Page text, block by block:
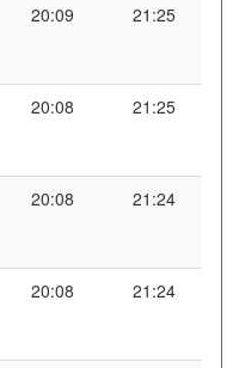
20:09 21:25
20:08 21:25
20:08 21:24
20:08 21:24